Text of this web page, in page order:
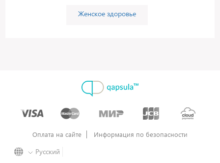
Женское здоровье
Оплата на сайте Информация по безопасности
Русский